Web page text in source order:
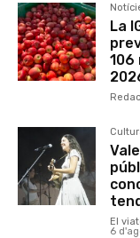
La
106
El
6